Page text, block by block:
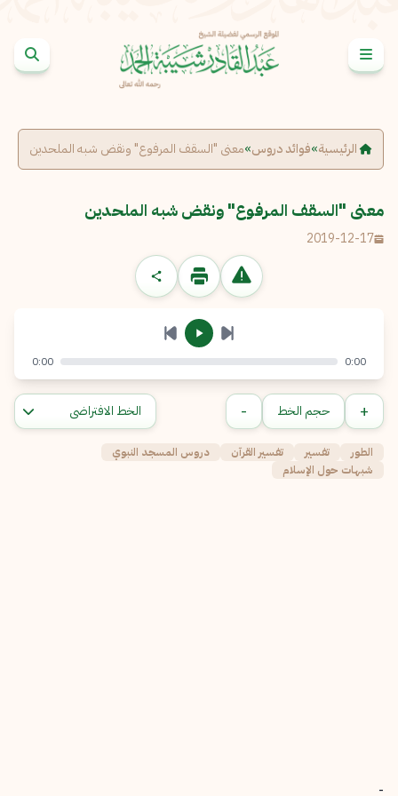
الرئيسية»فوائد دروس»معنى "السقف المرفوع" ونقض شبه الملحدين
معنى "السقف المرفوع" ونقض شبه الملحدين
2019-12-17
الإبلاغ عن مشكلة
الرسالة
إرسال إلغاء
0:00
0:00
+ حجم الخط -
الطور تفسير تفسير القرآن
دروس المسجد النبوي
شبهات حول الإسلام
-